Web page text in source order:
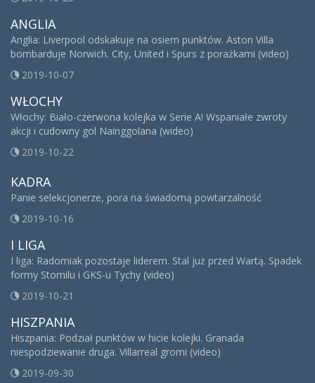
ANGLIA
Anglia: Liverpool odskakuje na osiem punktów. Aston Villa
bombarduje Norwich. City, United i Spurs z porażkami (video)
2019-10-07
WŁOCHY
Włochy: Biało-czerwona kolejka w Serie A! Wspaniałe zwroty
akcji i cudowny gol Nainggolana (wideo)
2019-10-22
KADRA
Panie selekcjonerze, pora na świadomą powtarzalność
2019-10-16
I LIGA
I liga: Radomiak pozostaje liderem. Stal już przed Wartą. Spadek
formy Stomilu i GKS-u Tychy (video)
2019-10-21
HISZPANIA
Hiszpania: Podział punktów w hicie kolejki. Granada
niespodziewanie druga. Villarreal gromi (video)
2019-09-30